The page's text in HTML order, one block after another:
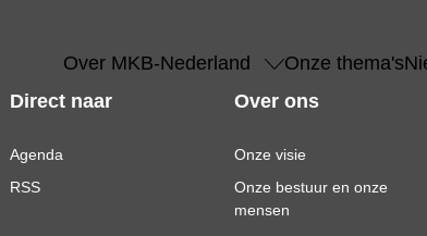
Over MKB-Nederland Onze thema's
Direct naar
Agenda
RSS
Over ons
Onze visie
Onze bestuur en onze
mensen